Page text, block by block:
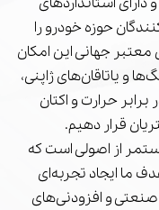
حوزه خودرو را
جهانی این امکان
و یاتاقان‌های ژاپنی،
حرارت و اکتان
قرار دهیم.
از اصولی است که
ما ایجاد تجربه‌ای
و افزودنی‌های